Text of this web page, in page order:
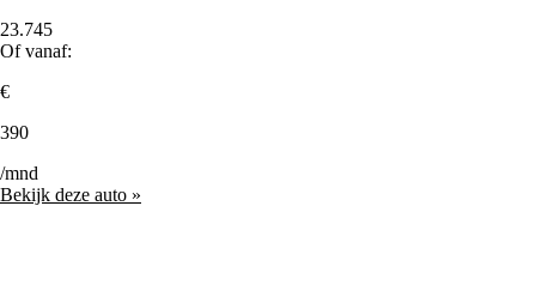
23.745
Of vanaf:
€
390
/mnd
Bekijk deze auto »